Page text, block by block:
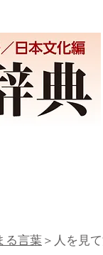
る言葉＞人を見